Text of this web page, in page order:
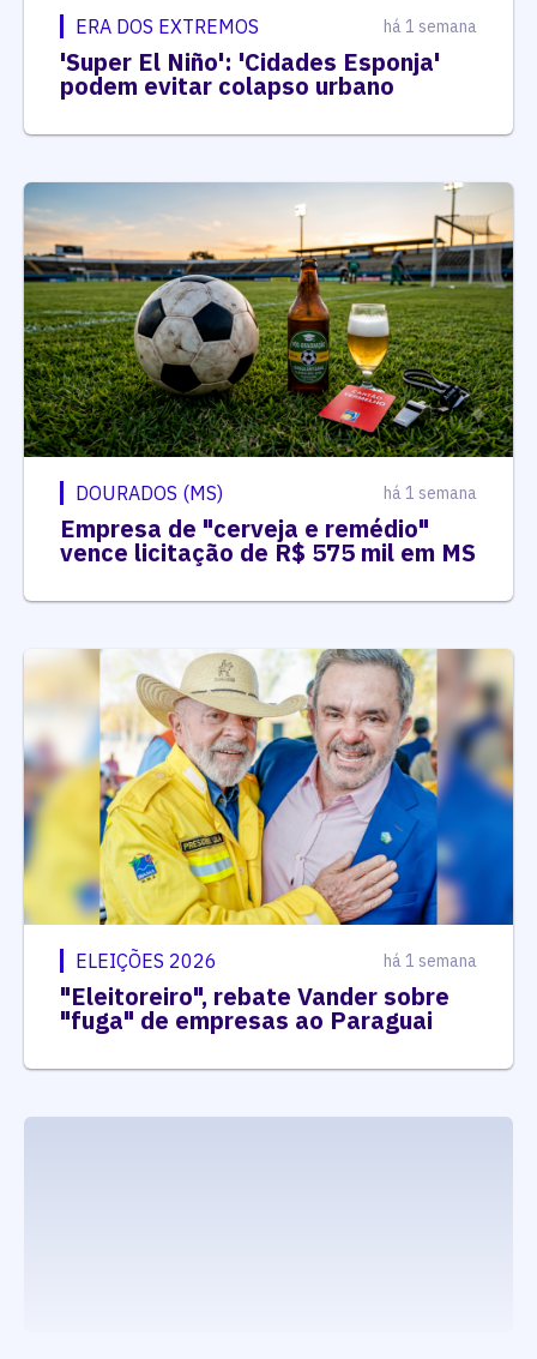
ERA DOS EXTREMOS há 1 semana
'Super El Niño': 'Cidades Esponja'
podem evitar colapso urbano
DOURADOS (MS) há 1 semana
Empresa de "cerveja e remédio"
vence licitação de R$ 575 mil em MS
ELEIÇÕES 2026 há 1 semana
"Eleitoreiro", rebate Vander sobre
"fuga" de empresas ao Paraguai